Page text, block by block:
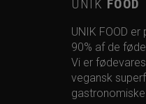
UNIK FOOD
UNIK FOOD
90% af de
Vi er
vegansk